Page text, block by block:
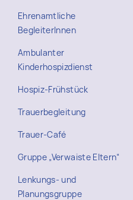
Ehrenamtliche
BegleiterInnen
Ambulanter
Kinderhospizdienst
Hospiz-Frühstück
Trauerbegleitung
Trauer-Café
Gruppe „Verwaiste Eltern“
Lenkungs- und
Planungsgruppe